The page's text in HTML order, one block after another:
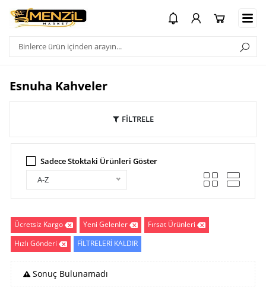
Esnuha Kahveler
FİLTRELE
Sadece Stoktaki Ürünleri Göster
A-Z
Ücretsiz Kargo Yeni Gelenler
Fırsat Ürünleri
Hızlı Gönderi
FİLTRELERİ KALDIR
Sonuç Bulunamadı